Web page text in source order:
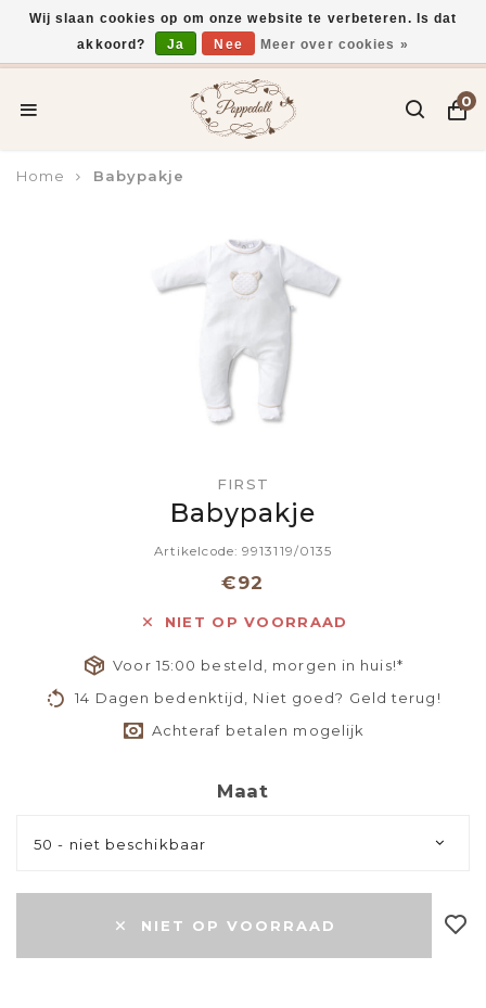
Voor 15:00 uur besteld, vandaag verzonden*
0
Home Babypakje
FIRST
Babypakje
Artikelcode: 9913119/0135
€92
NIET OP VOORRAAD
Voor 15:00 besteld, morgen in huis!*
14 Dagen bedenktijd, Niet goed? Geld terug!
Achteraf betalen mogelijk
Maat
50 - niet beschikbaar
NIET OP VOORRAAD
Wij slaan cookies op om onze website te verbeteren. Is dat
akkoord?
Ja Nee Meer over cookies »